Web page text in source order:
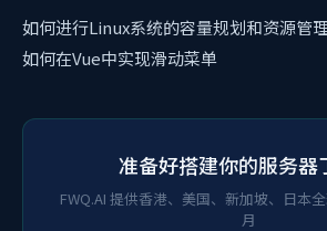
如何进行Linux系统的容量规划和资源管
如何在Vue中实现滑动菜单
准备好搭建你的服务器
FWQ.AI 提供香港、美国、新加坡、日本
月